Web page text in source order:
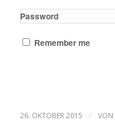
Password
Remember me
26. OKTOBER 2015 / VON